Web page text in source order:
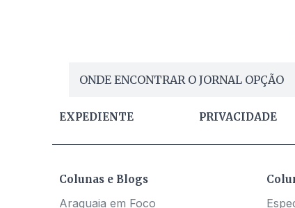
ONDE ENCONTRAR O JORNAL OPÇÃO
EXPEDIENTE PRIVACIDADE
Colunas e Blogs
Araguaia em Foco